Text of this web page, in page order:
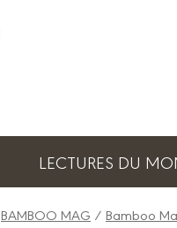
LECTURES DU
BAMBOO MAG / Bamboo